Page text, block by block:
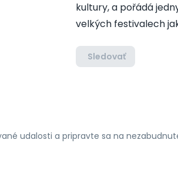
kultury, a pořádá
velkých festivalech
Sledovať
udalosti a pripravte sa na